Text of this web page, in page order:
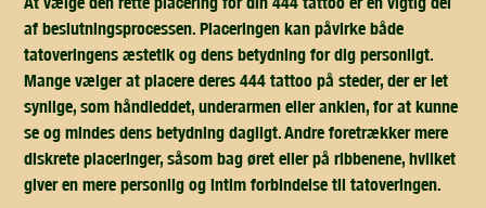
af beslutningsprocessen. Placeringen kan påvirke både
tatoveringens æstetik og dens betydning for dig personligt.
Mange vælger at placere deres 444 tattoo på steder, der er let
synlige, som håndleddet, underarmen eller anklen, for at kunne
se og mindes dens betydning dagligt. Andre foretrækker mere
diskrete placeringer, såsom bag øret eller på ribbenene, hvilket
giver en mere personlig og intim forbindelse til tatoveringen.